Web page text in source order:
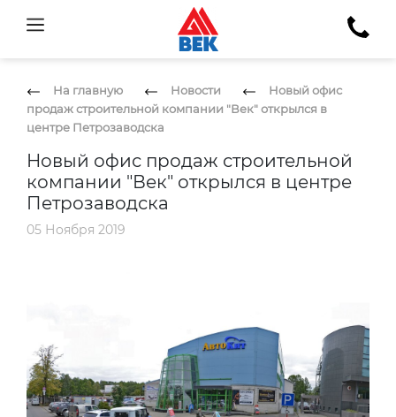
На главную Новости
Новый офис
продаж строительной компании "Век" открылся в
центре Петрозаводска
Новый офис продаж строительной
компании "Век" открылся в центре
Петрозаводска
05 Ноября 2019